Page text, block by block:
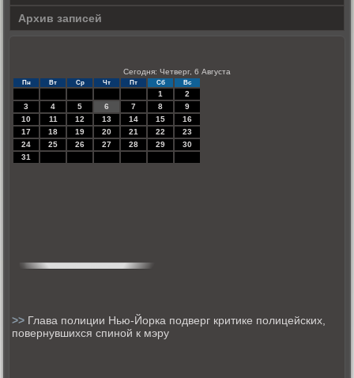
Архив записей
Сегодня: Четверг, 6 Августа
Пн Вт Ср Чт Пт Сб Вс
1
2
3
4 5 6 7 8
9
10
11 12 13 14 15
16
17
18 19 20 21 22
23
24
25 26 27 28 29
30
31
>> Глава полиции Нью-Йорка подверг критике полицейских,
повернувшихся спиной к мэру